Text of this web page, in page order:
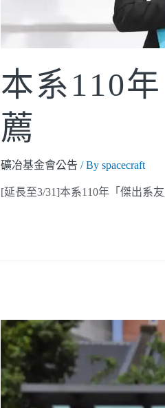
本系110
薦
礦冶基金會公告 / By spacecraft
[延長至3/31]本系110年「傑出系